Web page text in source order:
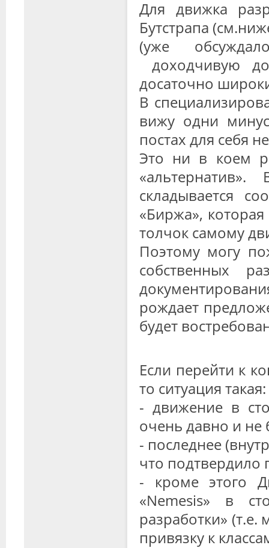
Для движка
Бутстрапа
(уже
доходчивую
досаточно
В
вижу одни
постах для себя
Это ни в коем
складывается
«Биржа»,
толчок самому
Поэтому могу
собственных
рождает
будет
Если перейти к
то ситуация такая:
- движение в
очень давно и не
- последнее
что подтвердило
- кроме этого
«Nemesis» в
разработки»
привязку к